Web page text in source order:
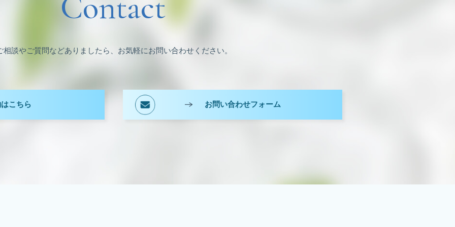
相談やご質問などありましたら、お気軽にお問い合わせください。
こちら お問い合わせフォーム